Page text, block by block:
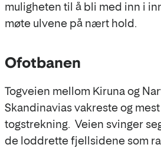
muligheten til å bli med inn i
møte ulvene på nært hold.
Ofotbanen
Togveien mellom Kiruna og
Skandinavias vakreste og
togstrekning. Veien svinger
de loddrette fjellsidene som